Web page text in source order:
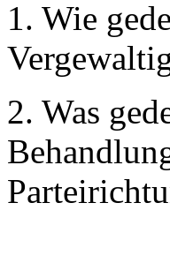
1. Wie
2. Was